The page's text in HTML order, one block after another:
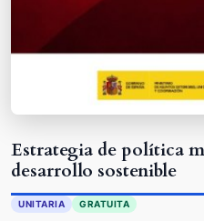
Estrategia de política
desarrollo sostenible
UNITARIA GRATUITA